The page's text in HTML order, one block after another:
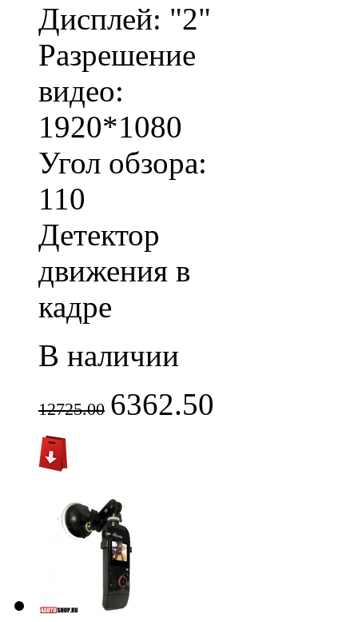
Дисплей: "2"
Разрешение
видео:
1920*1080
Угол обзора:
110
Детектор
движения в
кадре
В наличии
12725.00 6362.50